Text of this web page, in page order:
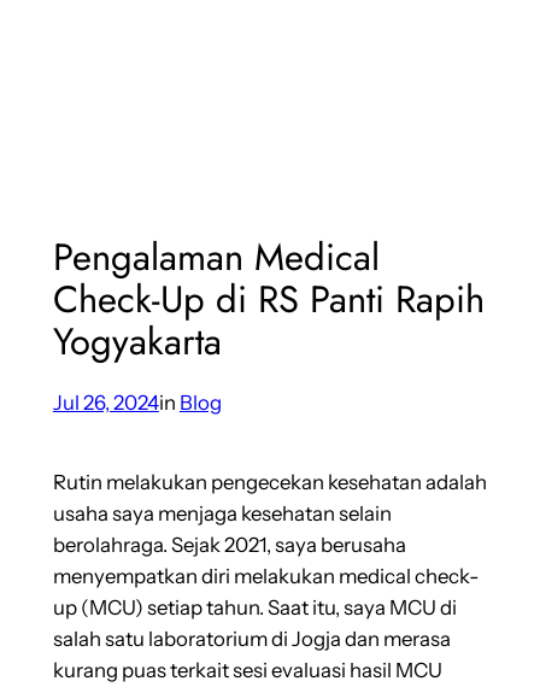
Pengalaman Medical
Check-Up di RS Panti Rapih
Yogyakarta
Jul 26, 2024in Blog
Rutin melakukan pengecekan kesehatan adalah
usaha saya menjaga kesehatan selain
berolahraga. Sejak 2021, saya berusaha
menyempatkan diri melakukan medical check-
up (MCU) setiap tahun. Saat itu, saya MCU di
salah satu laboratorium di Jogja dan merasa
kurang puas terkait sesi evaluasi hasil MCU